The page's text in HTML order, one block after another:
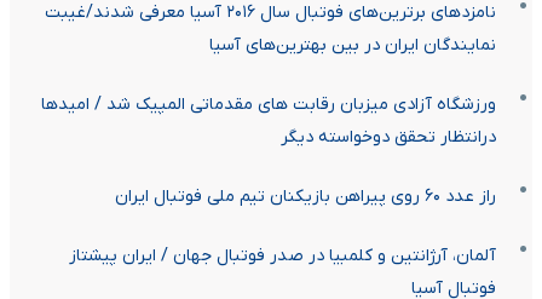
نامزدهای برترین‌های فوتبال سال ۲۰۱۶ آسیا معرفی شدند/غیبت
نمایندگان ایران در بین بهترین‌های آسیا
ورزشگاه آزادی میزبان رقابت های مقدماتی المپیک شد / امیدها
درانتظار تحقق دوخواسته دیگر
راز عدد ۶۰ روی پیراهن بازیکنان تیم ملی فوتبال ایران
آلمان، آرژانتین و کلمبیا در صدر فوتبال جهان / ایران پیشتاز
فوتبال آسیا